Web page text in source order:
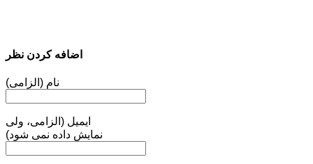
اضافه کردن نظر
نام (الزامی)
ایمیل (الزامی، ولی
نمایش داده نمی شود)